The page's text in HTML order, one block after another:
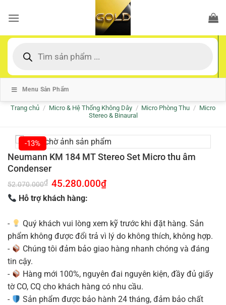
qua
dung
kiếm
Menu Sản Phẩm
Trang chủ / Micro & Hệ Thống Không Dây / Micro Phòng Thu / Micro
Stereo & Binaural
-13%
Neumann KM 184 MT Stereo Set Micro thu âm
Condenser
52.070.000₫ Giá
gốc
là:
52.070.000₫.
45.280.000₫Giá
Hỗ trợ khách hàng:
-
Quý khách vui lòng xem kỹ trước khi đặt hàng. Sản
phẩm không được đổi trả vì lý do không thích, không hợp.
-
Chúng tôi đảm bảo giao hàng nhanh chóng và đáng
tin cậy.
-
Hàng mới 100%, nguyên đai nguyên kiện, đầy đủ giấy
tờ CO, CQ cho khách hàng có nhu cầu.
-
Sản phẩm được bảo hành 24 tháng, đảm bảo chất